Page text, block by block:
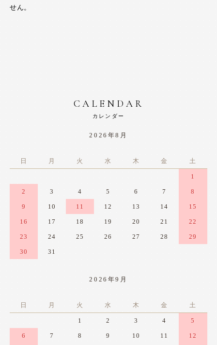
せん。
CALENDAR
カレンダー
2026年8月
日 月 火 水 木 金 土
1
2 3 4 5 6 7 8
9 10 11 12 13 14 15
16 17 18 19 20 21 22
23 24 25 26 27 28 29
30 31
2026年9月
日 月 火 水 木 金 土
1 2 3 4 5
6 7 8 9 10 11 12